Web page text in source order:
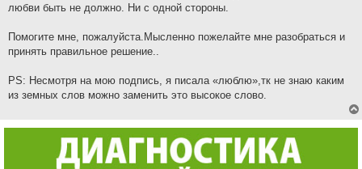
любви быть не должно. Ни с одной стороны.
Помогите мне, пожалуйста.Мысленно пожелайте мне разобраться и
принять правильное решение..
PS: Несмотря на мою подпись, я писала «люблю»,тк не знаю каким
из земных слов можно заменить это высокое слово.